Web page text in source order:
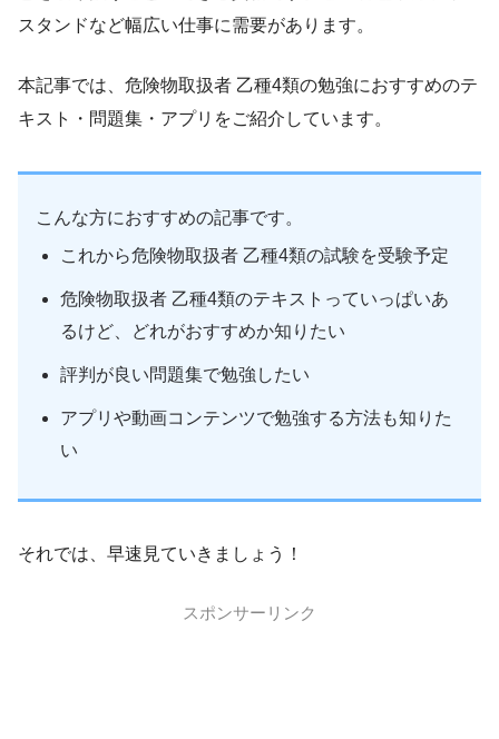
スタンドなど幅広い仕事に需要があります。
本記事では、危険物取扱者 乙種4類の勉強におすすめのテ
キスト・問題集・アプリをご紹介しています。
こんな方におすすめの記事です。
これから危険物取扱者 乙種4類の試験を受験予定
危険物取扱者 乙種4類のテキストっていっぱいあ
るけど、どれがおすすめか知りたい
評判が良い問題集で勉強したい
アプリや動画コンテンツで勉強する方法も知りた
い
それでは、早速見ていきましょう！
スポンサーリンク